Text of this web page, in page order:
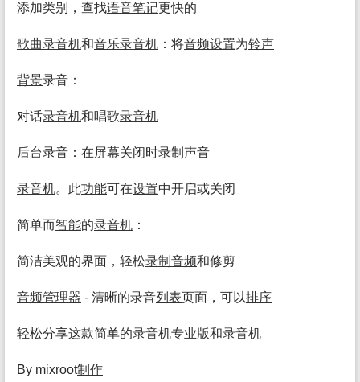
添加类别，查找语音笔记更快的
歌曲录音机和音乐录音机 ：将音频设置为铃声
背景录音：
对话录音机和唱歌录音机
后台录音：在屏幕关闭时录制 声音
录音机。此功能可在设置中开启或关闭
简单而智能的录音机 ：
简洁美观的界面，轻松录制 音频和修剪
音频管理器 - 清晰的录音列表页面，可以排序
轻松分享这款简单的录音机专业版和录音机
By mixroot制作